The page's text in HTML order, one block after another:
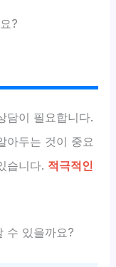
?
담이 필요합니다.
아두는 것이 중요
습니다. 적극적인
수 있을까요?